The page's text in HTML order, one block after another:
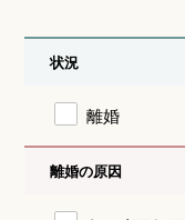
状況
離婚
離婚の原因